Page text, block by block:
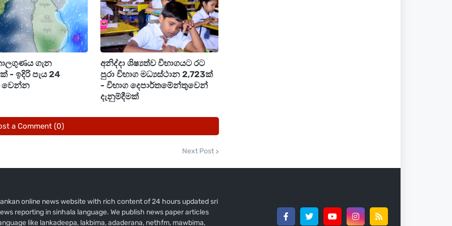
භාවිත කළ හැකි බව දැනුම්දී ඇත.
දෙසට පැමිණෙන වාහන යටියන, අපරැක්ක සහ දියගහ
වාහන සඳහාද විකල්ප මාර්ග හඳුන්වා දී ඇති
තිහගොඩ පොලතුගොඩ - පහළ විටියල - නාරංගල -
කළ හැකි බව පොලීසිය සඳහන් කළේය.
නිරත නිලධාරීන්ගේ උපදෙස් හා මගපෙන්වීම්
ගැන
- ඉදිරි පැය 24
වෙන්න
අනිද්දා ශිෂ්‍යත්ව විභාගයට රට
පුරා විභාග මධ්‍යස්ථාන 2,723ක්
- විභාග දෙපාර්තමේන්තුවෙන්
දැනුම්දීමක්
a Comment (0)
Next Post
online news website with rich content of 24 hours updated sri
reporting in sinhala language. We publish news paper articles
like lankadeepa, lakbima, adaderana, nethfm, mawbima,